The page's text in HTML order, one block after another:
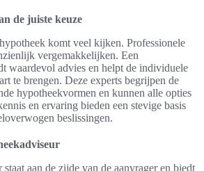
de juiste keuze
komt veel kijken. Professionele
vergemakkelijken. Een
waardevol advies en helpt de individuele
te brengen. Deze experts begrijpen de
hypotheekvormen en kunnen alle opties
en ervaring bieden een stevige basis
beslissingen.
aan de zijde van de aanvrager en biedt